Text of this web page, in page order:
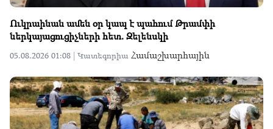
Ուկրաինան ամեն օր կապ է պահում Թրամփի
ներկայացուցիչների հետ. Զելենսկի
05.08.2026 01:08 | Կատեգորիա Համաշխարհային